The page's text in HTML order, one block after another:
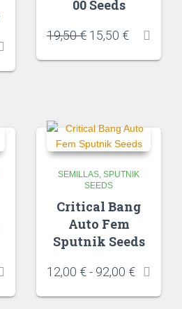
00 Seeds
19,50€ 15,50 €
SEMILLAS SPUTNIK
SEEDS
Critical Bang
Auto Fem
Sputnik Seeds
12,00 €- 92,00 €